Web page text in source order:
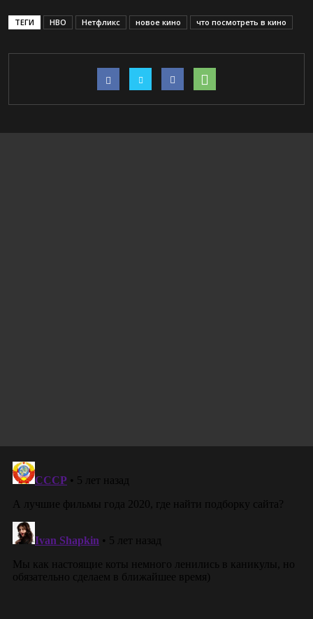
ТЕГИ HBO Нетфликс новое кино что посмотреть в кино